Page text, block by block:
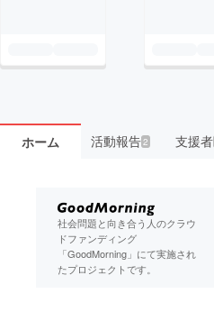
ホーム 活動報告2 支援者
社会問題と向き合う人のクラウ
ドファンディング
「GoodMorning」にて実施され
たプロジェクトです。